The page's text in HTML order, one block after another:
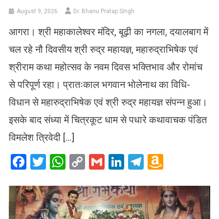
August 9, 2026 Dr. Bhanu Pratap Singh
आगरा। श्री महाकालेश्वर मंदिर, बूढ़ी का नगला, दयालबाग में
चल रहे नौ दिवसीय श्री रुद्र महायज्ञ, महारुद्राभिषेक एवं
श्रीराम कथा महोत्सव के नवम दिवस भक्तिभाव और रोमांच
से परिपूर्ण रहा। प्रातःकाल भगवान भोलेनाथ का विधि-
विधान से महारुद्राभिषेक एवं श्री रुद्र महायज्ञ संपन्न हुआ।
इसके बाद संध्या में चित्रकूट धाम से पधारे कथावाचक पंडित
विमलेश त्रिवेदी […]
Facebook
Twitter
WhatsApp
CopyGmailLinkedIn
Telegram
List